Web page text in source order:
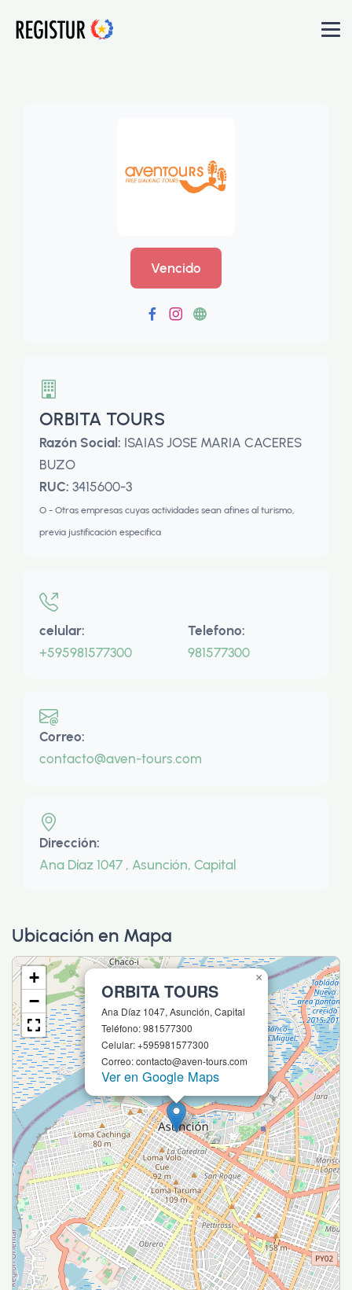
Vencido
ORBITA TOURS
Razón Social: ISAIAS JOSE MARIA CACERES
BUZO
RUC: 3415600-3
O - Otras empresas cuyas actividades sean afines al turismo,
previa justificación específica
celular:
+595981577300
Telefono:
981577300
Correo:
contacto@aven-tours.com
Dirección:
Ana Díaz 1047 , Asunción, Capital
Ubicación en Mapa
ORBITA TOURS
Ana Díaz 1047, Asunción, Capital
Teléfono: 981577300
Celular: +595981577300
Correo: contacto@aven-tours.com
Ver en Google Maps
×
+
−